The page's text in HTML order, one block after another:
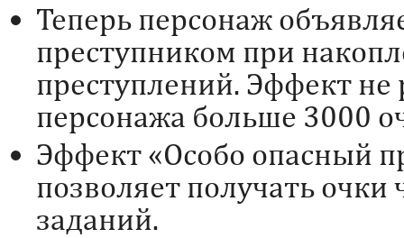
Теперь персонаж
преступником при
преступлений. Эффект не
персонажа больше 3000
Эффект «Особо опасный
позволяет получать
заданий.